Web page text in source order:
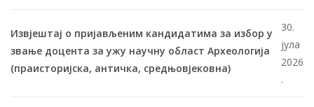
Извјештај о пријављеним кандидатима за избор у
звање доцента за ужу научну област Археологија
(праисторијска, античка, средњовјековна)
30.
јула
2026
.